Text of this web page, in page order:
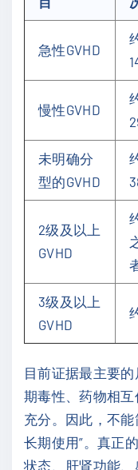
急性GVHD
慢性GVHD
未明确分
型的GVHD
2级及以上
GVHD
3级及以上
GVHD
目前证据最主要
期毒性、药物相
充分。因此，不能
长期使用”。真正
状态、肝肾功能